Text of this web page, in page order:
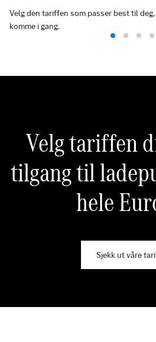
Velg den tariffen som passer best til
komme i gang.
Velg tariffen
tilgang til
hele
Sjekk ut våre